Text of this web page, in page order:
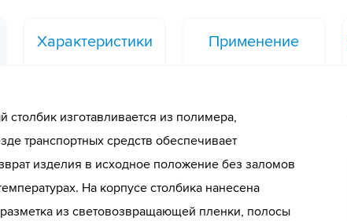
Характеристики Применение
столбик изготавливается из полимера,
транспортных средств обеспечивает
изделия в исходное положение без заломов
На корпусе столбика нанесена
разметка из световозвращающей пленки, полосы